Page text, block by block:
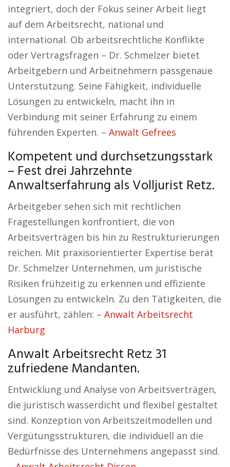
integriert, doch der Fokus seiner Arbeit liegt
auf dem Arbeitsrecht, national und
international. Ob arbeitsrechtliche Konflikte
oder Vertragsfragen – Dr. Schmelzer bietet
Arbeitgebern und Arbeitnehmern passgenaue
Unterstützung. Seine Fähigkeit, individuelle
Lösungen zu entwickeln, macht ihn in
Verbindung mit seiner Erfahrung zu einem
führenden Experten. – Anwalt Gefrees
Kompetent und durchsetzungsstark
– Fest drei Jahrzehnte
Anwaltserfahrung als Volljurist Retz.
Arbeitgeber sehen sich mit rechtlichen
Fragestellungen konfrontiert, die von
Arbeitsverträgen bis hin zu Restrukturierungen
reichen. Mit praxisorientierter Expertise berät
Dr. Schmelzer Unternehmen, um juristische
Risiken frühzeitig zu erkennen und effiziente
Lösungen zu entwickeln. Zu den Tätigkeiten, die
er ausführt, zählen: – Anwalt Arbeitsrecht
Harburg
Anwalt Arbeitsrecht Retz 31
zufriedene Mandanten.
Entwicklung und Analyse von Arbeitsverträgen,
die juristisch wasserdicht und flexibel gestaltet
sind. Konzeption von Arbeitszeitmodellen und
Vergütungsstrukturen, die individuell an die
Bedürfnisse des Unternehmens angepasst sind.